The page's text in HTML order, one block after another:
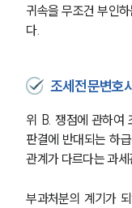
귀속을 무조건 부인
다.
조세전문변호
위 B. 쟁점에 관하여
판결에 반대되는 하
관계가 다르다는 과
부과처분의 계기가